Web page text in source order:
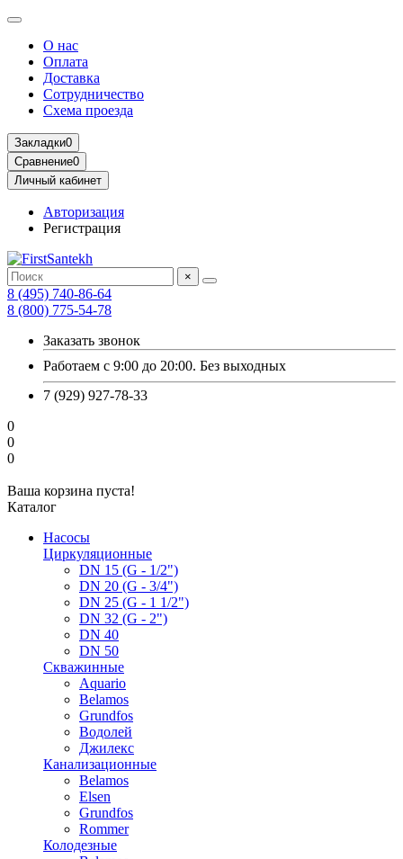
О нас
Оплата
Доставка
Сотрудничество
Схема проезда
Закладки0
Сравнение0
Личный кабинет
Авторизация
Регистрация
×
8 (495) 740-86-64
8 (800) 775-54-78
Заказать звонок
Работаем с 9:00 до 20:00. Без выходных
7 (929) 927-78-33
0
0
0
Ваша корзина пуста!
Каталог
Насосы
Циркуляционные
DN 15 (G - 1/2")
DN 20 (G - 3/4")
DN 25 (G - 1 1/2")
DN 32 (G - 2")
DN 40
DN 50
Скважинные
Aquario
Belamos
Grundfos
Водолей
Джилекс
Канализационные
Belamos
Elsen
Grundfos
Rommer
Колодезные